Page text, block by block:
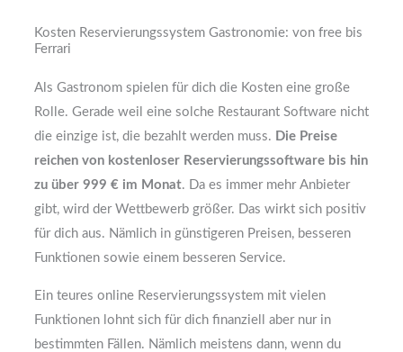
Kosten Reservierungssystem Gastronomie: von free bis
Ferrari
Als Gastronom spielen für dich die Kosten eine große
Rolle. Gerade weil eine solche Restaurant Software nicht
die einzige ist, die bezahlt werden muss. Die Preise
reichen von kostenloser Reservierungssoftware bis hin
zu über 999 € im Monat. Da es immer mehr Anbieter
gibt, wird der Wettbewerb größer. Das wirkt sich positiv
für dich aus. Nämlich in günstigeren Preisen, besseren
Funktionen sowie einem besseren Service.
Ein teures online Reservierungssystem mit vielen
Funktionen lohnt sich für dich finanziell aber nur in
bestimmten Fällen. Nämlich meistens dann, wenn du